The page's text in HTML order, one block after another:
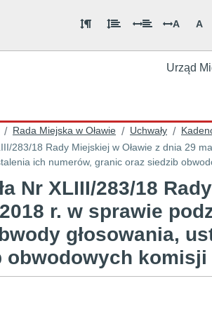
A A
Urząd
/ Rada Miejska w Oławie / Uchwały /
283/18 Rady Miejskiej w Oławie z dnia 29
ich numerów, granic oraz siedzib
Nr XLIII/283/18
r. w sprawie
głosowania,
obwodowych